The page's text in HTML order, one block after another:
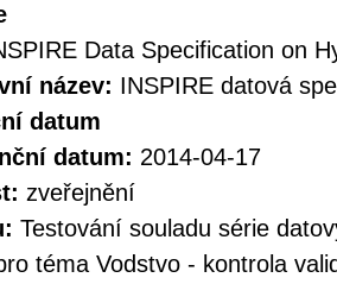
Data Specification on
název: INSPIRE datová
datum
datum: 2014-04-17
zveřejnění
Testování souladu série
téma Vodstvo - kontrola